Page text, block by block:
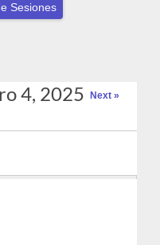
Sesiones
4, 2025 Next »